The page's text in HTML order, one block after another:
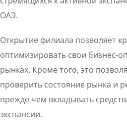
ОАЭ.
Открытие филиала позволяет
оптимизировать свои бизнес-
рынках. Кроме того, это
проверить состояние рынка и
прежде чем вкладывать
экспансии.